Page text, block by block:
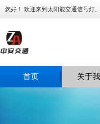
您好！ 欢迎来到太阳能交通信号灯
首页 关于